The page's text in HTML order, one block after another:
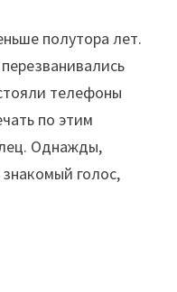
полутора лет.
телефоны
по этим
Однажды,
голос,